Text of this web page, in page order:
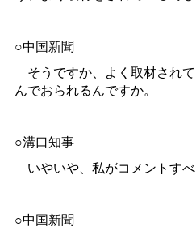
○中国新聞
そうですか、よく取材され
んでおられるんですか。
○溝口知事
いやいや、私がコメントすべ
○中国新聞